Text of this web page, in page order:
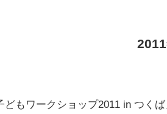
もワークショップ2011 in つく